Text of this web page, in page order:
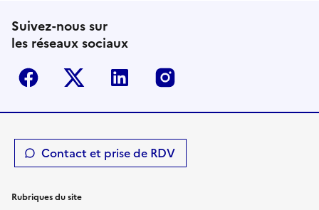
Suivez-nous sur
les réseaux sociaux
Facebook Twitter-X Linkedin
Contact et prise de RDV
Rubriques du site